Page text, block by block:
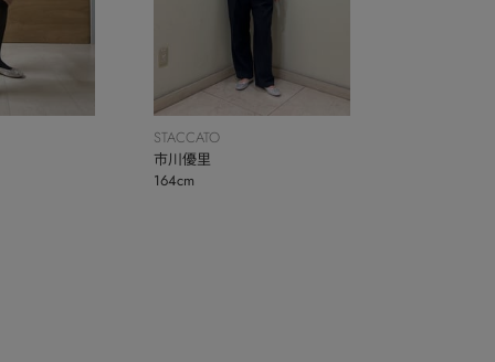
STACCATO
市川優里
164cm